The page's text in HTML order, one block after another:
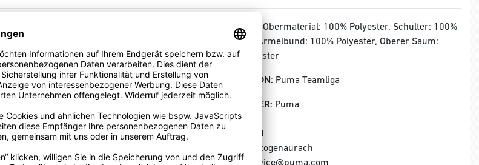
ins Spiel und bietet dir eine Kollektion
Ob auf oder neben dem Spielfeld, dieses
Die feuchtigkeitstransportierende
MATERIAL:
Obermaterial: 100% Polyester, Schulter: 100%
Polyester, Ärmelbund: 100% Polyester, Oberer Saum:
100% Polyester
KOLLEKTION: Puma Teamliga
HERSTELLER: Puma
Puma SE
Puma Way 1
91074 Herzogenaurach
E-Mail: service@puma.com